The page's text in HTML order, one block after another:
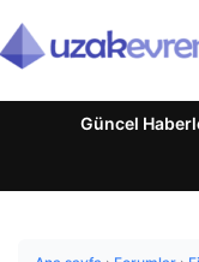
Güncel